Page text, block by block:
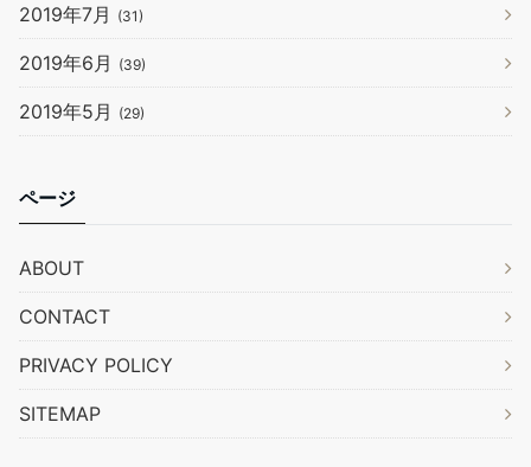
2019年7月 (31)
2019年6月 (39)
2019年5月 (29)
ページ
ABOUT
CONTACT
PRIVACY POLICY
SITEMAP